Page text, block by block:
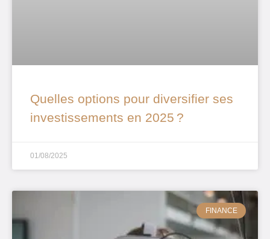
Quelles options pour diversifier ses
investissements en 2025 ?
01/08/2025
FINANCE